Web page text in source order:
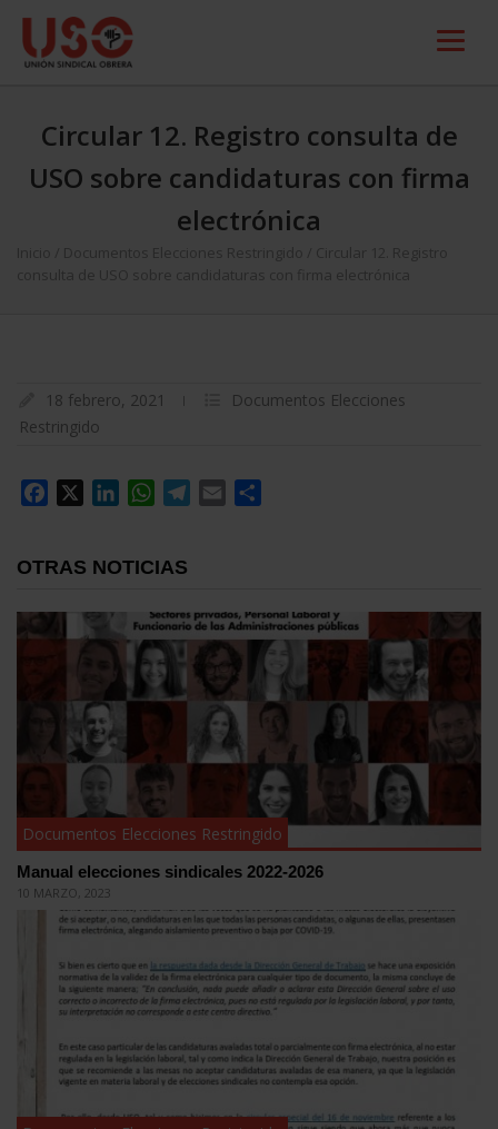
Circular 12. Registro consulta de
USO sobre candidaturas con firma
electrónica
Inicio Documentos Elecciones Restringido
Circular 12. Registro
consulta de USO sobre candidaturas con firma electrónica
18 febrero, 2021
Documentos Elecciones
Restringido
Facebook LinkedInWhatsApp
Telegram
Email
OTRAS NOTICIAS
Documentos Elecciones Restringido
Manual elecciones sindicales 2022-2026
10 MARZO, 2023